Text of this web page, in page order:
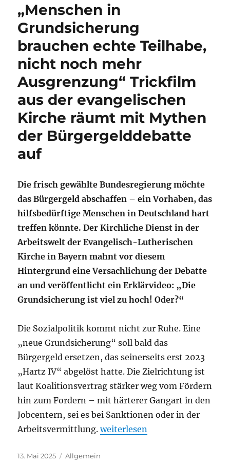
„Menschen in
Grundsicherung
brauchen echte Teilhabe,
nicht noch mehr
Ausgrenzung“ Trickfilm
aus der evangelischen
Kirche räumt mit Mythen
der Bürgergelddebatte
auf
Die frisch gewählte Bundesregierung möchte
das Bürgergeld abschaffen – ein Vorhaben, das
hilfsbedürftige Menschen in Deutschland hart
treffen könnte. Der Kirchliche Dienst in der
Arbeitswelt der Evangelisch-Lutherischen
Kirche in Bayern mahnt vor diesem
Hintergrund eine Versachlichung der Debatte
an und veröffentlicht ein Erklärvideo: „Die
Grundsicherung ist viel zu hoch! Oder?“
Die Sozialpolitik kommt nicht zur Ruhe. Eine
„neue Grundsicherung“ soll bald das
Bürgergeld ersetzen, das seinerseits erst 2023
„Hartz IV“ abgelöst hatte. Die Zielrichtung ist
laut Koalitionsvertrag stärker weg vom Fördern
hin zum Fordern – mit härterer Gangart in den
Jobcentern, sei es bei Sanktionen oder in der
Arbeitsvermittlung.„„Menschen in
weiterlesen
Veröffentlicht
13. Mai 2025 Kategorien
Allgemein